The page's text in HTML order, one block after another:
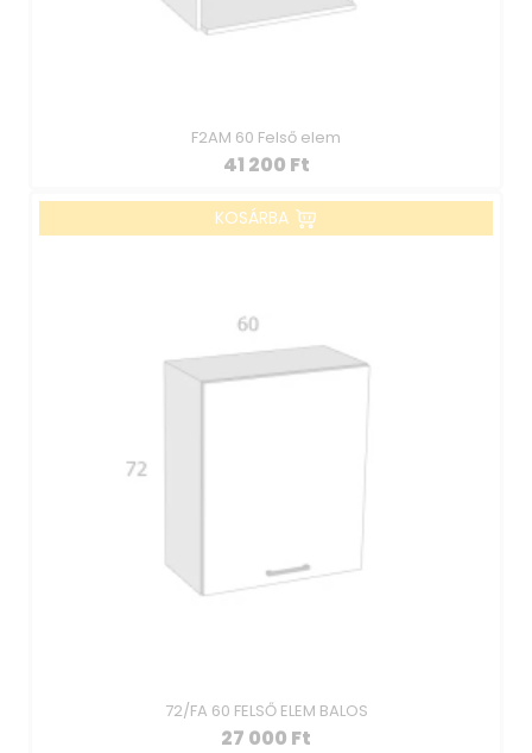
F2AM 60 Felső elem
41 200 Ft
KOSÁRBA
72/FA 60 FELSŐ ELEM BALOS
27 000 Ft